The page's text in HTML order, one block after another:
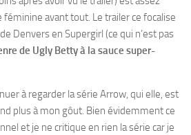
féminine avant tout. Le trailer ce focalise
Denvers en Supergirl (ce qui n’est pas
de Ugly Betty à la sauce super-
à regarder la série Arrow, qui elle, est
plus à mon gôut. Bien évidemment ce
et je ne critique en rien la série car je